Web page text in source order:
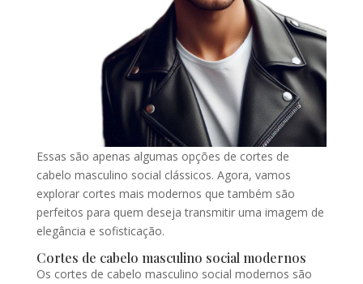
Essas são apenas algumas opções de cortes de
cabelo masculino social clássicos. Agora, vamos
explorar cortes mais modernos que também são
perfeitos para quem deseja transmitir uma imagem de
elegância e sofisticação.
Cortes de cabelo masculino social modernos
Os cortes de cabelo masculino social modernos são